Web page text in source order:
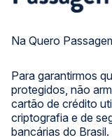
Na Quero
Para garantirmos
protegidos, não
cartão de crédito
criptografia e de
bancárias do Brasil.